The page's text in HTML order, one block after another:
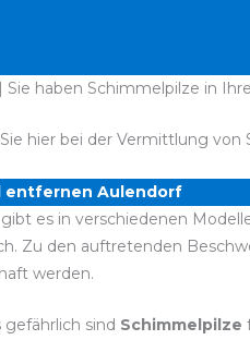
Sie haben Schimmelpilze in
hier bei der Vermittlung von
entfernen Aulendorf
es in verschiedenen
Zu den auftretenden
werden.
gefährlich sind Schimmelpilze